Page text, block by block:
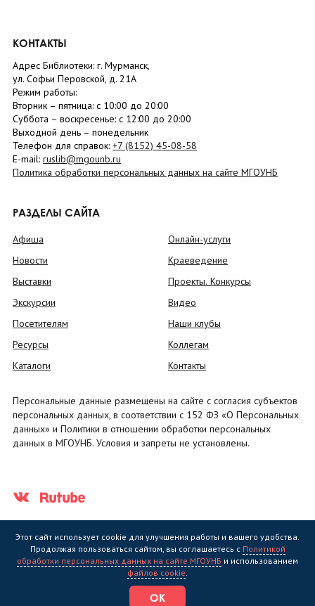
КОНТАКТЫ
Адрес Библиотеки: г. Мурманск,
ул. Софьи Перовской, д. 21А
Режим работы:
Вторник – пятница: с 10:00 до 20:00
Суббота – воскресенье: c 12:00 до 20:00
Выходной день – понедельник
Телефон для справок: +7 (8152) 45-08-58
E-mail: ruslib@mgounb.ru
Политика обработки персональных данных на сайте МГОУНБ
РАЗДЕЛЫ САЙТА
Афиша
Новости
Выставки
Экскурсии
Посетителям
Ресурсы
Каталоги
Онлайн-услуги
Краеведение
Проекты. Конкурсы
Видео
Наши клубы
Коллегам
Контакты
Персональные данные размещены на сайте с согласия субъектов
персональных данных, в соответствии с 152 ФЗ «О Персональных
данных» и Политики в отношении обработки персональных
данных в МГОУНБ. Условия и запреты не установлены.
Государственное областное бюджетное учреждение культуры
библиотека" (МГОУНБ) © 2006 - 2026
Этот сайт использует cookie для улучшения работы и вашего удобства.
Продолжая пользоваться сайтом, вы соглашаетесь с Политикой
обработки персональных данных на сайте МГОУНБ и использованием
файлов cookie.
ОК